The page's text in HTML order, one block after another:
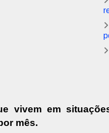
vivem em
mês.